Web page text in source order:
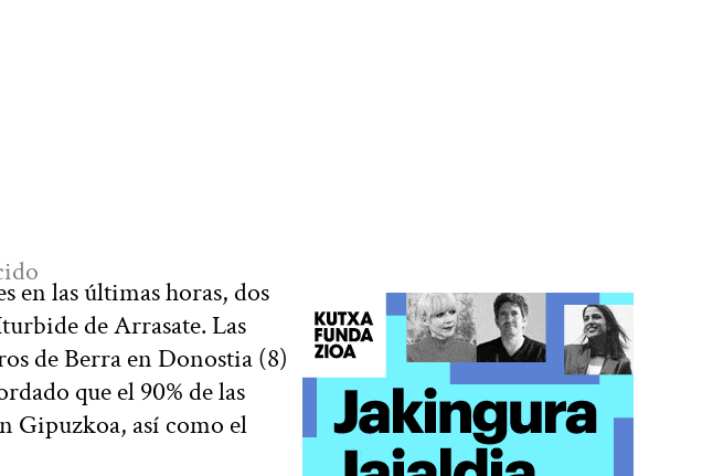
en las últimas horas, dos
de Arrasate. Las
de Berra en Donostia (8)
que el 90% de las
Gipuzkoa, así como el